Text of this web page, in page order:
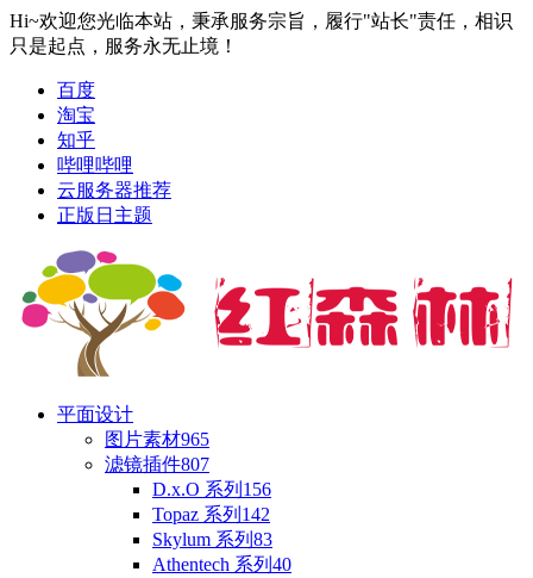
Hi~欢迎您光临本站，秉承服务宗旨，履行"站长"责任，相识
只是起点，服务永无止境！
百度
淘宝
知乎
哔哩哔哩
云服务器推荐
正版日主题
平面设计
图片素材965
滤镜插件807
D.x.O 系列 156
Topaz 系列 142
Skylum 系列 83
Athentech 系列 40